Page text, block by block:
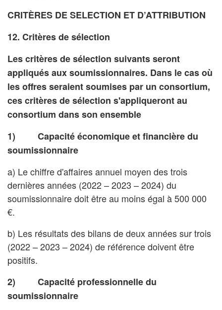
CRITÈRES DE SELECTION ET D’ATTRIBUTION
12. Critères de sélection
Les critères de sélection suivants seront
appliqués aux soumissionnaires. Dans le cas où
les offres seraient soumises par un consortium,
ces critères de sélection s'appliqueront au
consortium dans son ensemble
1) Capacité économique et financière du
soumissionnaire
a) Le chiffre d'affaires annuel moyen des trois
dernières années (2022 – 2023 – 2024) du
soumissionnaire doit être au moins égal à 500 000
€.
b) Les résultats des bilans de deux années sur trois
(2022 – 2023 – 2024) de référence doivent être
positifs.
2) Capacité professionnelle du
soumissionnaire